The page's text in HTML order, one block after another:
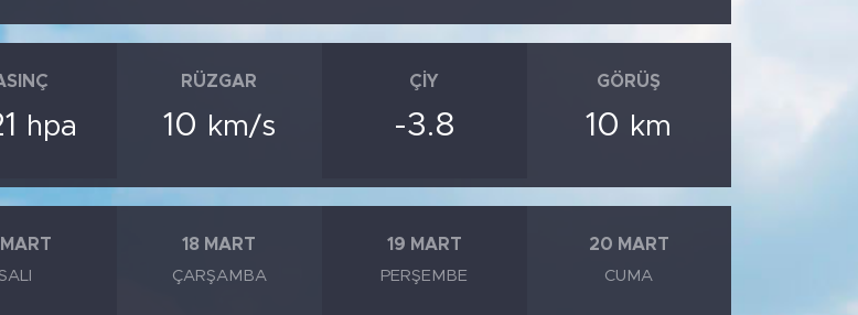
hpa
RÜZGAR
10 km/s
ÇIY
-3.8
GÖRÜŞ
10 km
18 MART
ÇARŞAMBA
19 MART
PERŞEMBE
20 MART
CUMA